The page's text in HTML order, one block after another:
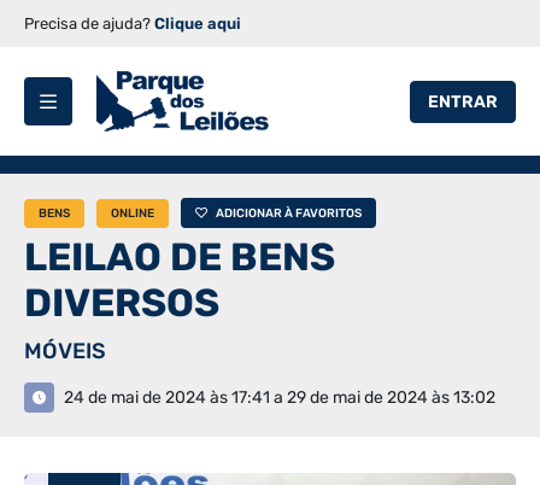
Precisa de ajuda? Clique aqui
ENTRAR
BENS ONLINE ADICIONAR À FAVORITOS
LEILAO DE BENS
DIVERSOS
MÓVEIS
24 de mai de 2024 às 17:41 a 29 de mai de 2024 às 13:02